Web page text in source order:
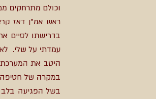
וכולם מתרחקים
ראש אמ"ן דאז
בדרישתו לסיים
עמדתי על שלי.
היטב את המערכת
במקרה של חטיפה
בשל הפגיעה בלב